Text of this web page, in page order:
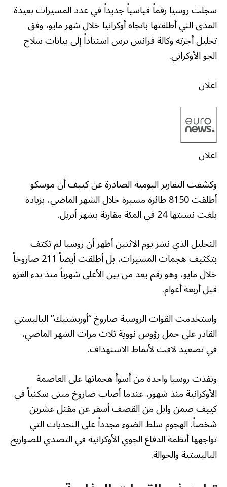
سجلت روسيا رقماً قياسياً جديداً في عدد المسيرات بعيدة
المدى التي أطلقتها باتجاه أوكرانيا خلال شهر مايو، وفق
تحليل أجرته وكالة فرانس برس استناداً إلى بيانات سلاح
الجو الأوكراني.
اعلان
اعلان
وكشفت التقارير اليومية الصادرة عن كييف أن موسكو
أطلقت 8150 طائرة مسيرة خلال الشهر الماضي، بزيادة
بلغت نسبتها 24 في المئة مقارنة بشهر أبريل.
التحليل الذي نشر يوم الاثنين أظهر أن روسيا لم تكتف
بتكثيف هجمات المسيرات، بل أطلقت أيضاً 211 صاروخاً
خلال مايو، وهو رقم يعد من بين الأعلى شهرياً منذ بدء الغزو
قبل أربعة أعوام.
واستخدمت القوات الروسية صاروخ “أوريشنيك” الباليستي
القادر على حمل رؤوس نووية ثلاث مرات الشهر الماضي،
في تصعيد لافت لأنماط الاستهداف.
ونفذت روسيا واحدة من أسوأ هجماتها على العاصمة
الأوكرانية منذ شهور، عندما أصاب صاروخ مبنى سكنياً في
كييف ضمن وابل من القصف أسفر عن مقتل عشرين
شخصاً. الهجوم سلط الضوء مجدداً على التحديات التي
تواجهها أنظمة الدفاع الجوي الأوكرانية في التصدي للصواريخ
الباليستية والجوالة.